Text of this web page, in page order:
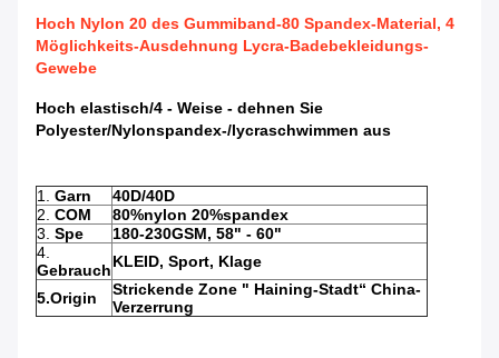
Hoch Nylon 20 des Gummiband-80 Spandex-Material, 4
Möglichkeits-Ausdehnung Lycra-Badebekleidungs-
Gewebe
Hoch elastisch/4 - Weise - dehnen Sie
Polyester/Nylonspandex-/lycraschwimmen aus
1. Garn
40D/40D
2. COM
80%nylon 20%spandex
3. Spe
180-230GSM, 58" - 60"
4.
GebrauchKLEID, Sport, Klage
5.Origin
Strickende Zone " Haining-Stadt“ China-
Verzerrung